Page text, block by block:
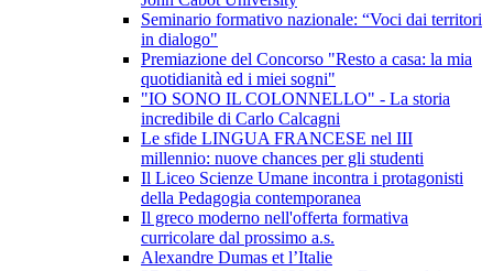
Seminario formativo nazionale: “Voci dai territori
in dialogo"
Premiazione del Concorso "Resto a casa: la mia
quotidianità ed i miei sogni"
"IO SONO IL COLONNELLO" - La storia
incredibile di Carlo Calcagni
Le sfide LINGUA FRANCESE nel III
millennio: nuove chances per gli studenti
Il Liceo Scienze Umane incontra i protagonisti
della Pedagogia contemporanea
Il greco moderno nell'offerta formativa
curricolare dal prossimo a.s.
Alexandre Dumas et l’Italie